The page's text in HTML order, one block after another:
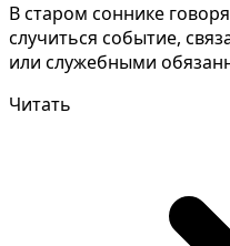
В старом соннике
случиться событие,
или служебными
Читать